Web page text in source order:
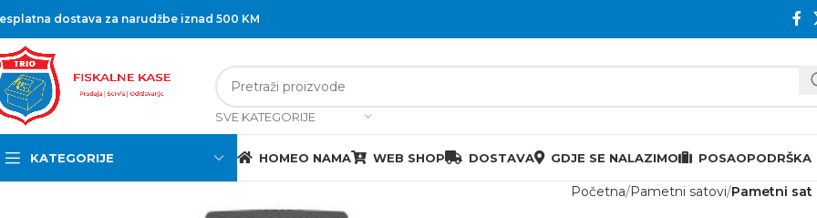
dostava za narudžbe iznad 500 KM
SVE KATEGORIJE
KATEGORIJE HOMEO NAMA WEB SHOP DOSTAVA GDJE SE NALAZIMO POSAOPODRŠKA
Početna Pametni satovi Pametni sat